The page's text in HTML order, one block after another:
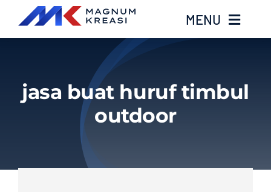
content
MENU
Services
jasa buat huruf timbul
outdoor